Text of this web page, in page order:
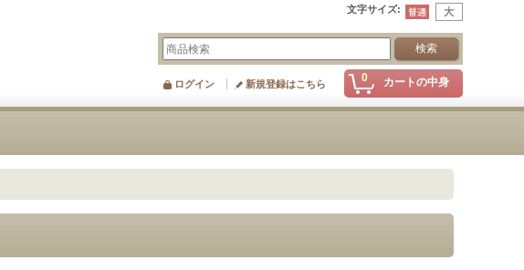
文字サイズ:
0 カートの中身
ログイン 新規登録はこちら